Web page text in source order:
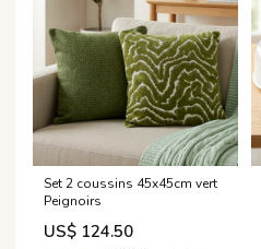
Set 2 coussins 45x45cm vert
Peignoirs
US$ 124.50